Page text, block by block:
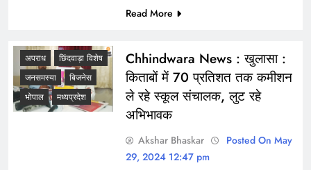
Read More
अपराध
छिंदवाड़ा विशेष
जनसमस्या
बिजनेस
भोपाल
मध्यप्रदेश
Chhindwara News : खुलासा :
किताबों में 70 प्रतिशत तक कमीशन
ले रहे स्कूल संचालक, लुट रहे
अभिभावक
Akshar Bhaskar
Posted On May
29, 2024 12:47 pm